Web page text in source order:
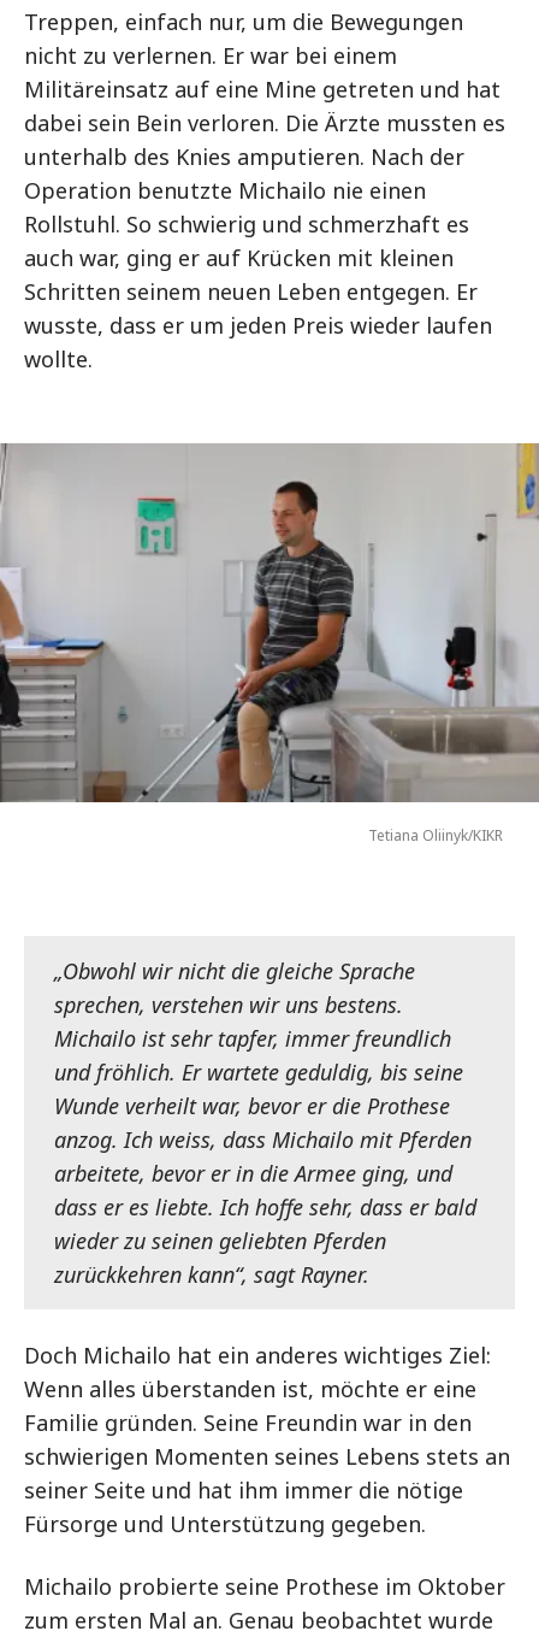
Treppen, einfach nur, um die Bewegungen
nicht zu verlernen. Er war bei einem
Militäreinsatz auf eine Mine getreten und hat
dabei sein Bein verloren. Die Ärzte mussten es
unterhalb des Knies amputieren. Nach der
Operation benutzte Michailo nie einen
Rollstuhl. So schwierig und schmerzhaft es
auch war, ging er auf Krücken mit kleinen
Schritten seinem neuen Leben entgegen. Er
wusste, dass er um jeden Preis wieder laufen
wollte.
Tetiana Oliinyk/KIKR
„Obwohl wir nicht die gleiche Sprache
sprechen, verstehen wir uns bestens.
Michailo ist sehr tapfer, immer freundlich
und fröhlich. Er wartete geduldig, bis seine
Wunde verheilt war, bevor er die Prothese
anzog. Ich weiss, dass Michailo mit Pferden
arbeitete, bevor er in die Armee ging, und
dass er es liebte. Ich hoffe sehr, dass er bald
wieder zu seinen geliebten Pferden
zurückkehren kann“, sagt Rayner.
Doch Michailo hat ein anderes wichtiges Ziel:
Wenn alles überstanden ist, möchte er eine
Familie gründen. Seine Freundin war in den
schwierigen Momenten seines Lebens stets an
seiner Seite und hat ihm immer die nötige
Fürsorge und Unterstützung gegeben.
Michailo probierte seine Prothese im Oktober
zum ersten Mal an. Genau beobachtet wurde